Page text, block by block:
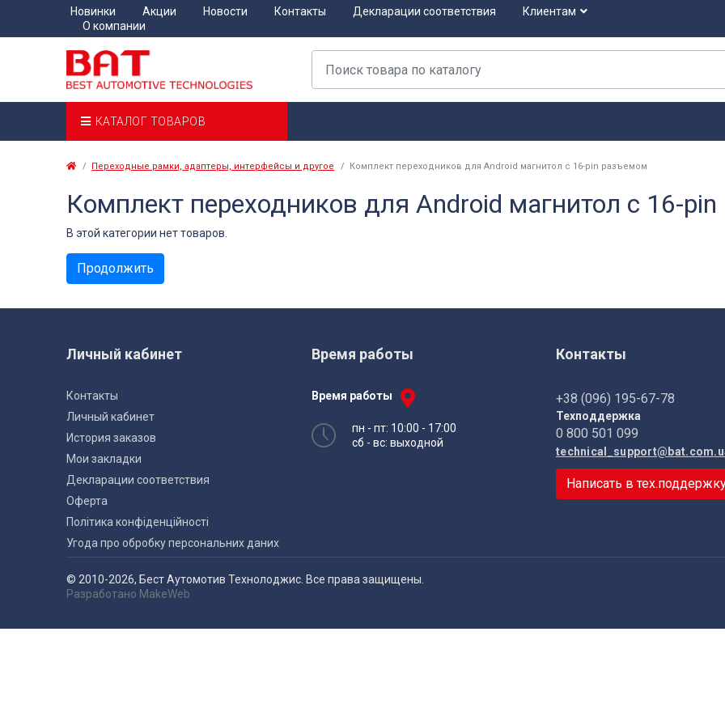
Новинки Акции Новости Контакты Декларации соответствия
Клиентам
О компании
КАТАЛОГ ТОВАРОВ
Переходные рамки, адаптеры, интерфейсы и другое Комплект переходников для Android магнитол с 16-pin разъемом
Комплект переходников для Android магнитол с 16-
В этой категории нет товаров.
Продолжить
Личный кабинет
Контакты
Личный кабинет
История заказов
Мои закладки
Декларации соответствия
Оферта
Політика конфіденційності
Угода про обробку персональних даних
Время работы
Время работы
пн - пт: 10:00 - 17:00
сб - вс: выходной
Контакты
+38 (096) 195-67-78
Техподдержка
0 800 501 099
Написать в
© 2010-2026, Бест Аутомотив Технолоджис. Все права защищены.
Разработано MakeWeb